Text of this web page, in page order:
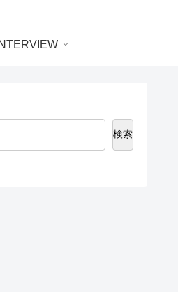
INTERVIEW
検索